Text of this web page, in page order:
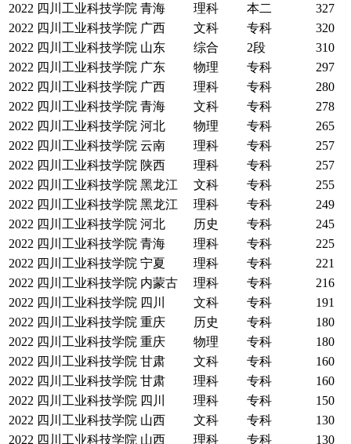
2022 四川工业科技学院 青海 理科 本二
327
2022 四川工业科技学院 广西 文科 专科
320
2022 四川工业科技学院 山东 综合 2段
310
2022 四川工业科技学院 广东 物理 专科
297
2022 四川工业科技学院 广西 理科 专科
280
2022 四川工业科技学院 青海 文科 专科
278
2022 四川工业科技学院 河北 物理 专科
265
2022 四川工业科技学院 云南 理科 专科
257
2022 四川工业科技学院 陕西 理科 专科
257
2022 四川工业科技学院 黑龙江 文科 专科
255
2022 四川工业科技学院 黑龙江 理科 专科
249
2022 四川工业科技学院 河北 历史 专科
245
2022 四川工业科技学院 青海 理科 专科
225
2022 四川工业科技学院 宁夏 理科 专科
221
2022 四川工业科技学院 内蒙古 理科 专科
216
2022 四川工业科技学院 四川 文科 专科
191
2022 四川工业科技学院 重庆 历史 专科
180
2022 四川工业科技学院 重庆 物理 专科
180
2022 四川工业科技学院 甘肃 文科 专科
160
2022 四川工业科技学院 甘肃 理科 专科
160
2022 四川工业科技学院 四川 理科 专科
150
2022 四川工业科技学院 山西 文科 专科
130
2022 四川工业科技学院 山西 理科 专科 130